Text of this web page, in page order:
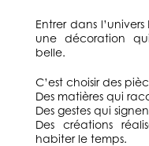
Entrer dans l’univers
une décoration
belle.
C’est choisir des
Des matières qui
Des gestes qui
Des créations
habiter le temps.